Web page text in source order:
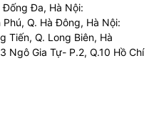
Đống Đa, Hà Nội:
Q. Hà Đông, Hà Nội:
Tiến, Q. Long Biên, Hà
Gia Tự- P.2, Q.10 Hồ Chí